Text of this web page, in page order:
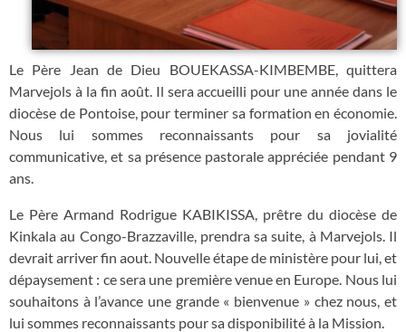
Le Père Jean de Dieu BOUEKASSA-KIMBEMBE, quittera
Marvejols à la fin août. Il sera accueilli pour une année dans le
diocèse de Pontoise, pour terminer sa formation en économie.
Nous lui sommes reconnaissants pour sa jovialité
communicative, et sa présence pastorale appréciée pendant 9
ans.
Le Père Armand Rodrigue KABIKISSA, prêtre du diocèse de
Kinkala au Congo-Brazzaville, prendra sa suite, à Marvejols. Il
devrait arriver fin aout. Nouvelle étape de ministère pour lui, et
dépaysement : ce sera une première venue en Europe. Nous lui
souhaitons à l’avance une grande « bienvenue » chez nous, et
lui sommes reconnaissants pour sa disponibilité à la Mission.